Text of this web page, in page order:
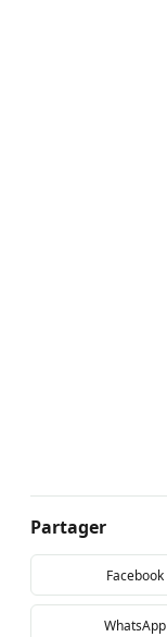
Partager
Facebook
WhatsApp